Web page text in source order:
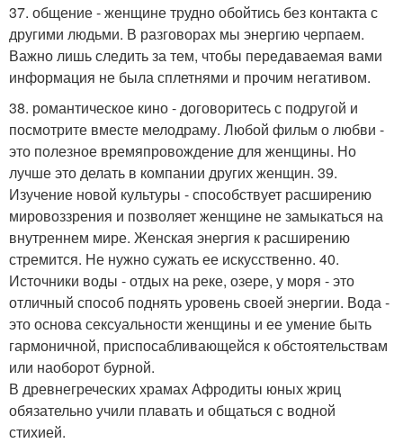
37. общение - женщине трудно обойтись без контакта с
другими людьми. В разговорах мы энергию черпаем.
Важно лишь следить за тем, чтобы передаваемая вами
информация не была сплетнями и прочим негативом.
38. романтическое кино - договоритесь с подругой и
посмотрите вместе мелодраму. Любой фильм о любви -
это полезное времяпровождение для женщины. Но
лучше это делать в компании других женщин. 39.
Изучение новой культуры - способствует расширению
мировоззрения и позволяет женщине не замыкаться на
внутреннем мире. Женская энергия к расширению
стремится. Не нужно сужать ее искусственно. 40.
Источники воды - отдых на реке, озере, у моря - это
отличный способ поднять уровень своей энергии. Вода -
это основа сексуальности женщины и ее умение быть
гармоничной, приспосабливающейся к обстоятельствам
или наоборот бурной.
В древнегреческих храмах Афродиты юных жриц
обязательно учили плавать и общаться с водной
стихией.